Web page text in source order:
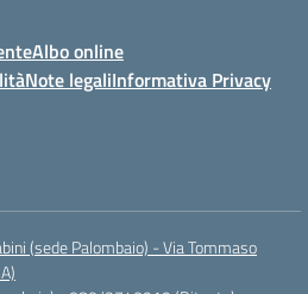
Albo online
Note legaliInformativa Privacy
(sede Palombaio) - Via Tommaso